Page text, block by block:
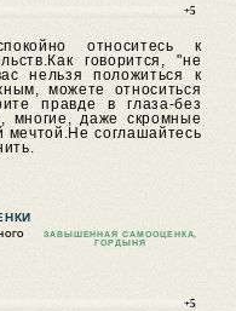
+5
относитесь к
говорится, "не
нельзя положиться к
можете относиться
правде в глаза-без
многие, даже скромные
мечтой.Не соглашайтесь
ЗАВЫШЕННАЯ САМООЦЕНКА,
ГОРДЫНЯ
+5